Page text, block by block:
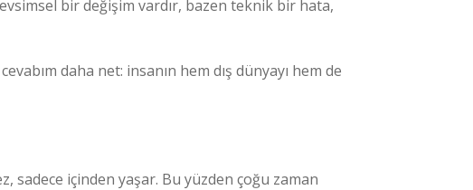
bir değişim vardır, bazen teknik bir hata,
daha net: insanın hem dış dünyayı hem de
sadece içinden yaşar. Bu yüzden çoğu zaman